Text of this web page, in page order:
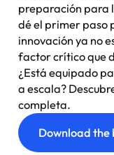
preparación para
dé el primer paso
innovación ya no
factor crítico que
¿Está equipado
a escala?
completa.
Download the